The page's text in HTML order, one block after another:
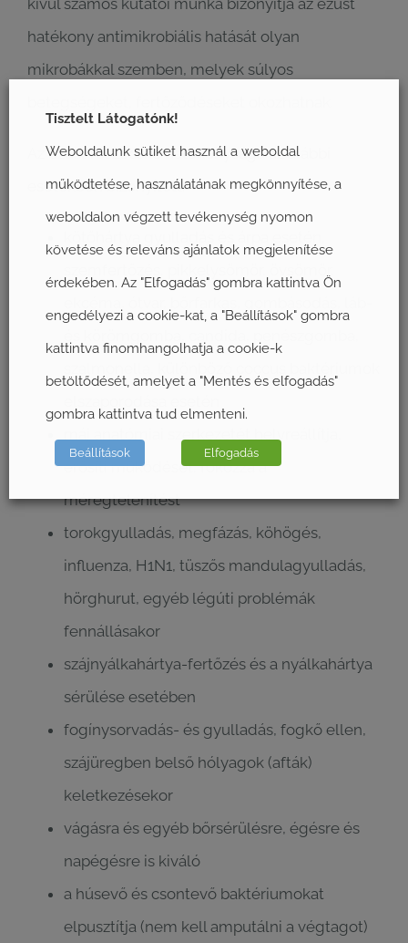
kívül számos kutatói munka bizonyítja az ezüst
hatékony antimikrobiális hatását olyan
mikrobákkal szemben, melyek súlyos
Az ezüst részecske hatékonysága az alábbi
esetekben bizonyított:
erősíti működését, fokozza a
méregtelenítést
torokgyulladás, megfázás, köhögés,
influenza, H1N1, tüszős mandulagyulladás,
hörghurut, egyéb légúti problémák
fennállásakor
szájnyálkahártya-fertőzés és a nyálkahártya
sérülése esetében
fogínysorvadás- és gyulladás, fogkő ellen,
szájüregben belső hólyagok (afták)
keletkezésekor
vágásra és egyéb bőrsérülésre, égésre és
napégésre is kiváló
a húsevő és csontevő baktériumokat
elpusztítja (nem kell amputálni a végtagot)
Tisztelt Látogatónk!
Weboldalunk sütiket használ a weboldal
működtetése, használatának megkönnyítése, a
weboldalon végzett tevékenység nyomon
követése és releváns ajánlatok megjelenítése
érdekében. Az "Elfogadás" gombra kattintva Ön
engedélyezi a cookie-kat, a "Beállítások" gombra
kattintva finomhangolhatja a cookie-k
betöltődését, amelyet a "Mentés és elfogadás"
gombra kattintva tud elmenteni.
Beállítások Elfogadás